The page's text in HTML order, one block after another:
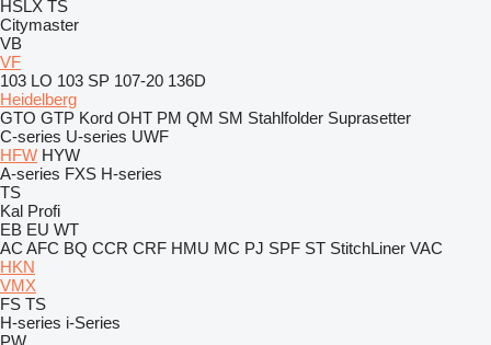
HSLX TS
Citymaster
VB
VF
103 LO 103 SP 107-20 136D
Heidelberg
GTO GTP Kord OHT PM QM SM Stahlfolder Suprasetter
C-series U-series UWF
HFW HYW
A-series FXS H-series
TS
Kal Profi
EB EU WT
AC AFC BQ CCR CRF HMU MC PJ SPF ST StitchLiner VAC
HKN
VMX
FS TS
H-series i-Series
PW